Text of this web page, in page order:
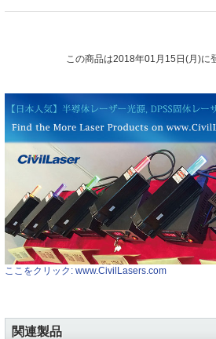
この商品は2018年01月15日(月)に
ここをクリック: www.CivilLasers.com
関連製品